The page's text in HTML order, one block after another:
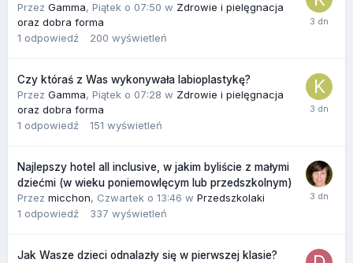
Przez Gamma, Piątek o 07:50 w Zdrowie i pielęgnacja
oraz dobra forma
1 odpowiedź 200 wyświetleń
Czy któraś z Was wykonywała labioplastykę?
Przez Gamma, Piątek o 07:28 w Zdrowie i pielęgnacja
oraz dobra forma
1 odpowiedź 151 wyświetleń
Najlepszy hotel all inclusive, w jakim byliście z małymi
dziećmi (w wieku poniemowlęcym lub przedszkolnym)
Przez micchon, Czwartek o 13:46 w Przedszkolaki
1 odpowiedź 337 wyświetleń
Jak Wasze dzieci odnalazły się w pierwszej klasie?